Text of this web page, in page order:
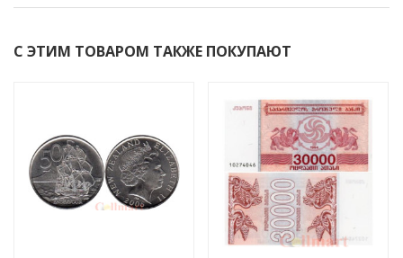
С ЭТИМ ТОВАРОМ ТАКЖЕ ПОКУПАЮТ